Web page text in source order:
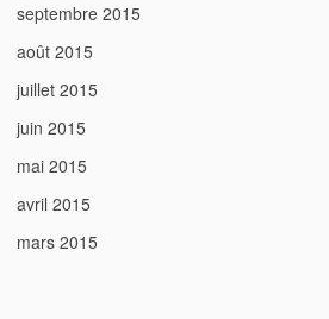
septembre 2015
août 2015
juillet 2015
juin 2015
mai 2015
avril 2015
mars 2015